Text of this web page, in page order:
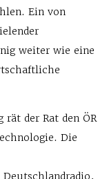
Ein von
weiter wie eine
der Rat den ÖR
Die